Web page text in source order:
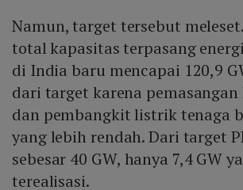
Namun, target tersebut
total kapasitas terpasang
di India baru mencapai 120,9
dari target karena pemasangan
dan pembangkit listrik tenaga
yang lebih rendah. Dari target
sebesar 40 GW, hanya 7,4 GW
terealisasi.